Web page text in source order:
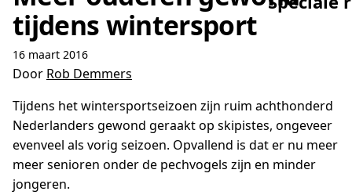
tijdens wintersport
16 maart 2016
Door Rob Demmers
Tijdens het wintersportseizoen zijn ruim achthonderd
Nederlanders gewond geraakt op skipistes, ongeveer
evenveel als vorig seizoen. Opvallend is dat er nu meer
meer senioren onder de pechvogels zijn en minder
jongeren.